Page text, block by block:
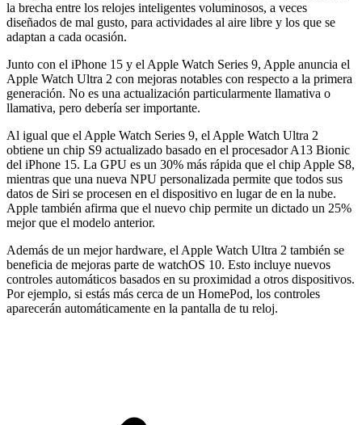
la brecha entre los relojes inteligentes voluminosos, a veces
diseñados de mal gusto, para actividades al aire libre y los que se
adaptan a cada ocasión.
Junto con el iPhone 15 y el Apple Watch Series 9, Apple anuncia el
Apple Watch Ultra 2 con mejoras notables con respecto a la primera
generación. No es una actualización particularmente llamativa o
llamativa, pero debería ser importante.
Al igual que el Apple Watch Series 9, el Apple Watch Ultra 2
obtiene un chip S9 actualizado basado en el procesador A13 Bionic
del iPhone 15. La GPU es un 30% más rápida que el chip Apple S8,
mientras que una nueva NPU personalizada permite que todos sus
datos de Siri se procesen en el dispositivo en lugar de en la nube.
Apple también afirma que el nuevo chip permite un dictado un 25%
mejor que el modelo anterior.
Además de un mejor hardware, el Apple Watch Ultra 2 también se
beneficia de mejoras parte de watchOS 10. Esto incluye nuevos
controles automáticos basados en su proximidad a otros dispositivos.
Por ejemplo, si estás más cerca de un HomePod, los controles
aparecerán automáticamente en la pantalla de tu reloj.